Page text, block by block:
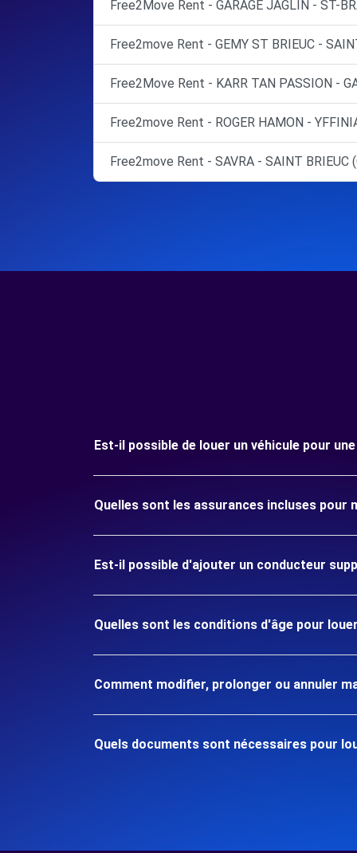
Free2Move Rent - GARAGE JAGLIN - ST-
Free2move Rent - GEMY ST BRIEUC -
Free2Move Rent - KARR TAN PASSION -
Free2move Rent - ROGER HAMON -
Free2move Rent - SAVRA - SAINT BRIEUC
Est-il possible de louer un véhicule pour
Quelles sont les assurances incluses pour
Est-il possible d'ajouter un conducteur
Quelles sont les conditions d'âge pour
Comment modifier, prolonger ou annuler
Quels documents sont nécessaires pour